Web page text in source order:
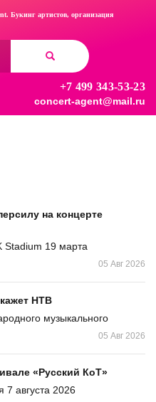
Букинг артистов, организация
+7 499 343-53-23
concert-agent@mail.ru
на концерте
Stadium 19 марта
05 Авг 2026
НТВ
музыкального
05 Авг 2026
«Русский КоТ»
7 августа 2026